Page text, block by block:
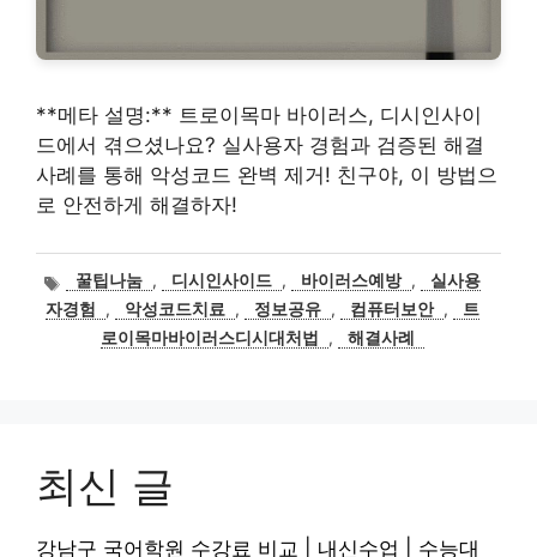
**메타 설명:** 트로이목마 바이러스, 디시인사이
드에서 겪으셨나요? 실사용자 경험과 검증된 해결
사례를 통해 악성코드 완벽 제거! 친구야, 이 방법으
로 안전하게 해결하자!
태
그
꿀팁나눔 , 디시인사이드 , 바이러스예방 ,
실사용
자경험
, 악성코드치료 , 정보공유 , 컴퓨터보안 ,
트
로이목마바이러스디시대처법
, 해결사례
최신 글
강남구 국어학원 수강료 비교 | 내신수업 | 수능대